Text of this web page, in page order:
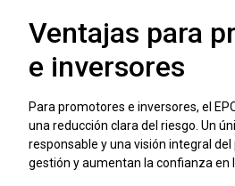
Ventajas para
e inversores
Para promotores e inversores, el
una reducción clara del riesgo. Un
responsable y una visión integral
gestión y aumentan la confianza en